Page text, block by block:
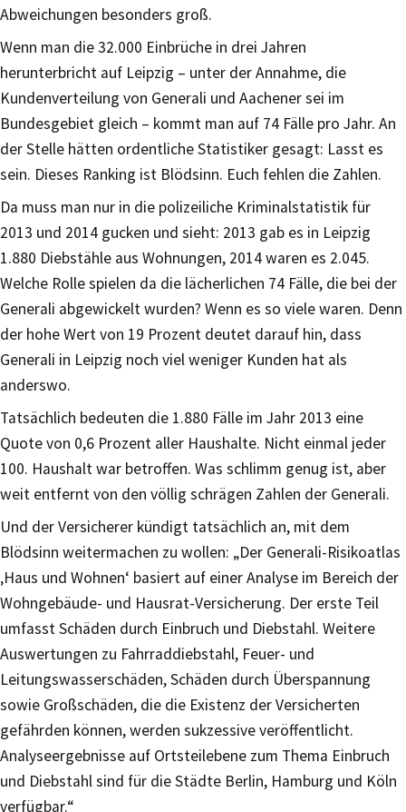
Abweichungen besonders groß.
Wenn man die 32.000 Einbrüche in drei Jahren
herunterbricht auf Leipzig – unter der Annahme, die
Kundenverteilung von Generali und Aachener sei im
Bundesgebiet gleich – kommt man auf 74 Fälle pro Jahr. An
der Stelle hätten ordentliche Statistiker gesagt: Lasst es
sein. Dieses Ranking ist Blödsinn. Euch fehlen die Zahlen.
Da muss man nur in die polizeiliche Kriminalstatistik für
2013 und 2014 gucken und sieht: 2013 gab es in Leipzig
1.880 Diebstähle aus Wohnungen, 2014 waren es 2.045.
Welche Rolle spielen da die lächerlichen 74 Fälle, die bei der
Generali abgewickelt wurden? Wenn es so viele waren. Denn
der hohe Wert von 19 Prozent deutet darauf hin, dass
Generali in Leipzig noch viel weniger Kunden hat als
anderswo.
Tatsächlich bedeuten die 1.880 Fälle im Jahr 2013 eine
Quote von 0,6 Prozent aller Haushalte. Nicht einmal jeder
100. Haushalt war betroffen. Was schlimm genug ist, aber
weit entfernt von den völlig schrägen Zahlen der Generali.
Und der Versicherer kündigt tatsächlich an, mit dem
Blödsinn weitermachen zu wollen: „Der Generali-Risikoatlas
‚Haus und Wohnen‘ basiert auf einer Analyse im Bereich der
Wohngebäude- und Hausrat-Versicherung. Der erste Teil
umfasst Schäden durch Einbruch und Diebstahl. Weitere
Auswertungen zu Fahrraddiebstahl, Feuer- und
Leitungswasserschäden, Schäden durch Überspannung
sowie Großschäden, die die Existenz der Versicherten
gefährden können, werden sukzessive veröffentlicht.
Analyseergebnisse auf Ortsteilebene zum Thema Einbruch
und Diebstahl sind für die Städte Berlin, Hamburg und Köln
verfügbar.“